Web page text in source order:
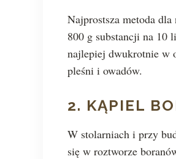
Najprostsza metoda
800 g substancji na 10
najlepiej dwukrotnie w
pleśni i owadów.
2. KĄPIEL
W stolarniach i przy
się w roztworze